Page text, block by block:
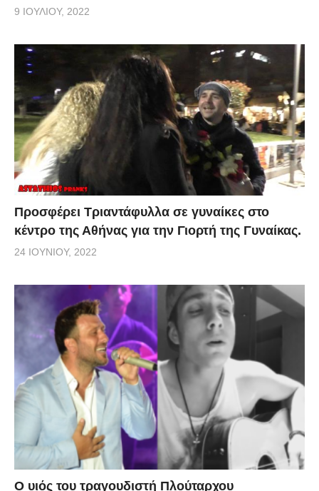
9 ΙΟΥΛΊΟΥ, 2022
Προσφέρει Τριαντάφυλλα σε γυναίκες στο
κέντρο της Αθήνας για την Γιορτή της Γυναίκας.
24 ΙΟΥΝΊΟΥ, 2022
O υιός του τραγουδιστή Πλούταρχου